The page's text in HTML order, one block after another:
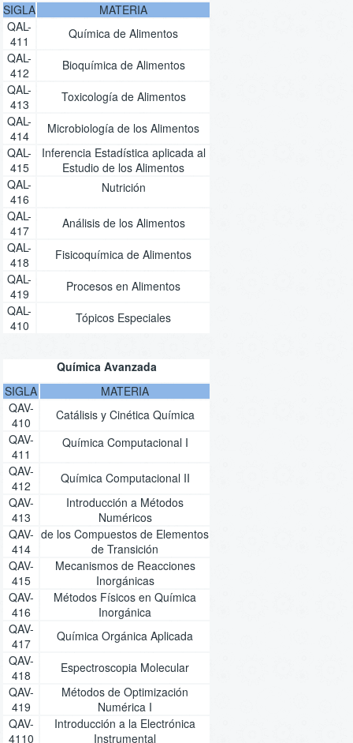
SIGLA
MATERIA
QAL-
411
Química de Alimentos
QAL-
412
Bioquímica de Alimentos
QAL-
413
Toxicología de Alimentos
QAL-
414
Microbiología de los Alimentos
QAL-
415
Inferencia Estadística aplicada al
Estudio de los Alimentos
QAL-
416
Nutrición
QAL-
417
Análisis de los Alimentos
QAL-
418
Fisicoquímica de Alimentos
QAL-
419
Procesos en Alimentos
QAL-
410
Tópicos Especiales
Química Avanzada
SIGLA
MATERIA
QAV-
410
Catálisis y Cinética Química
QAV-
411
Química Computacional I
QAV-
412
Química Computacional II
QAV-
413
Introducción a Métodos
Numéricos
QAV-
414
de los Compuestos de Elementos
de Transición
QAV-
415
Mecanismos de Reacciones
Inorgánicas
QAV-
416
Métodos Físicos en Química
Inorgánica
QAV-
417
Química Orgánica Aplicada
QAV-
418
Espectroscopia Molecular
QAV-
419
Métodos de Optimización
Numérica I
QAV-
4110
Introducción a la Electrónica
Instrumental